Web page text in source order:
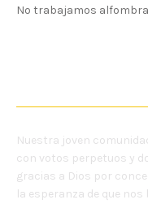
No trabajamos
Nuestra joven
con votos perpetuos y
gracias a Dios por
la esperanza de que